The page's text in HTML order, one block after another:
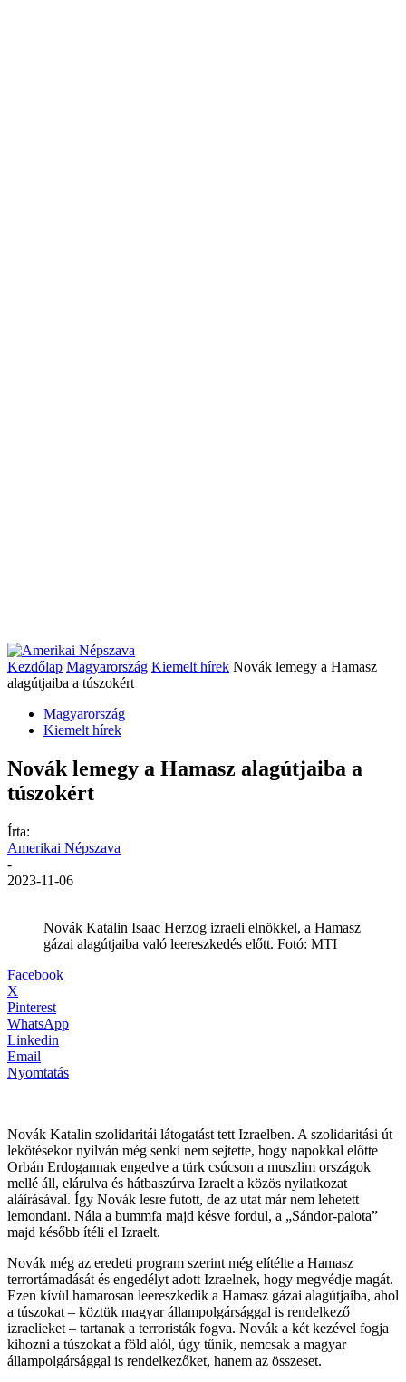
Kezdőlap Magyarország Kiemelt hírek Novák lemegy a Hamasz
alagútjaiba a túszokért
Magyarország
Kiemelt hírek
Novák lemegy a Hamasz alagútjaiba a
túszokért
Írta:
Amerikai Népszava
-
2023-11-06
Novák Katalin Isaac Herzog izraeli elnökkel, a Hamasz
gázai alagútjaiba való leereszkedés előtt. Fotó: MTI
Facebook
X
Pinterest
WhatsApp
Linkedin
Email
Nyomtatás
Novák Katalin szolidaritái látogatást tett Izraelben. A szolidaritási út
lekötésekor nyilván még senki nem sejtette, hogy napokkal előtte
Orbán Erdogannak engedve a türk csúcson a muszlim országok
mellé áll, elárulva és hátbaszúrva Izraelt a közös nyilatkozat
aláírásával. Így Novák lesre futott, de az utat már nem lehetett
lemondani. Nála a bummfa majd késve fordul, a „Sándor-palota”
majd később ítéli el Izraelt.
Novák még az eredeti program szerint még elítélte a Hamasz
terrortámadását és engedélyt adott Izraelnek, hogy megvédje magát.
Ezen kívül hamarosan leereszkedik a Hamasz gázai alagútjaiba, ahol
a túszokat – köztük magyar állampolgársággal is rendelkező
izraelieket – tartanak a terroristák fogva. Novák a két kezével fogja
kihozni a túszokat a föld alól, úgy tűnik, nemcsak a magyar
állampolgársággal is rendelkezőket, hanem az összeset.